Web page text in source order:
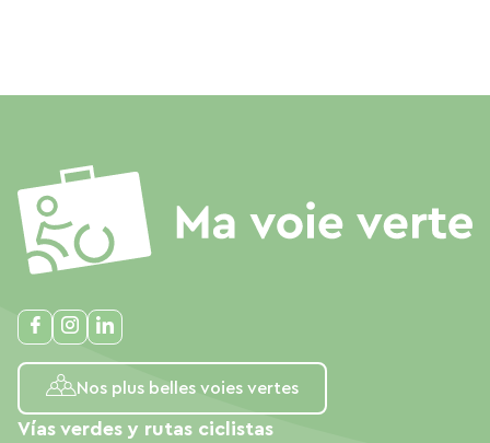
Nos plus belles voies vertes
Vías verdes y rutas ciclistas